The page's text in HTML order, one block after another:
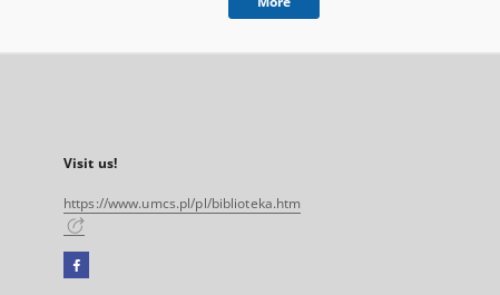
Visit us!
https://www.umcs.pl/pl/biblioteka.htm
Facebook